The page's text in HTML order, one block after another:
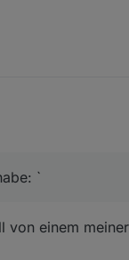
`
von einem